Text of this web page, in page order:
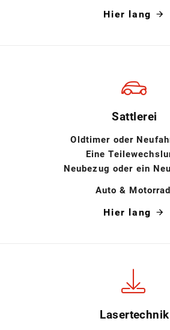
Hier lang
Sattlerei
Oldtimer oder
Eine
Neubezug oder ein
Auto &
Hier lang
Lasertechnik